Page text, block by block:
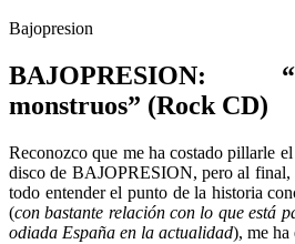
Bajopresion
BAJOPRESION:
monstruos” (Rock CD)
Reconozco que me ha costado pillarle
disco de BAJOPRESION, pero al final,
todo entender el punto de la historia
(con bastante relación con lo que está
odiada España en la actualidad), me ha